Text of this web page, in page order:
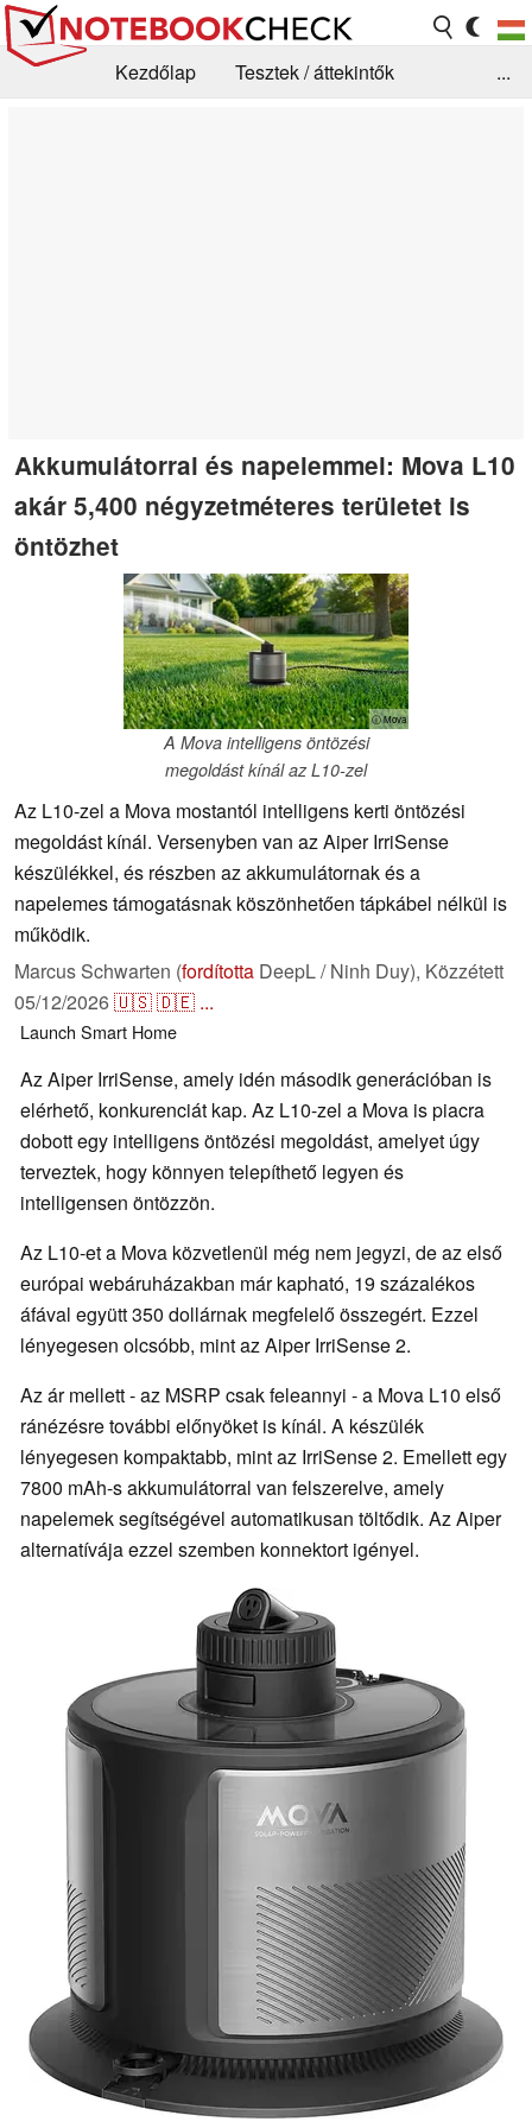
Kezdőlap
Tesztek / áttekintők
...
Akkumulátorral és napelemmel: Mova L10
akár 5,400 négyzetméteres területet is
öntözhet
ⓘ Mova
A Mova intelligens öntözési
megoldást kínál az L10-zel
Az L10-zel a Mova mostantól intelligens kerti öntözési
megoldást kínál. Versenyben van az Aiper IrriSense
készülékkel, és részben az akkumulátornak és a
napelemes támogatásnak köszönhetően tápkábel nélkül is
működik.
Marcus Schwarten (fordította DeepL / Ninh Duy), Közzétett
05/12/2026🇺🇸🇩🇪 ...
Launch Smart Home
Az Aiper IrriSense, amely idén második generációban is
elérhető, konkurenciát kap. Az L10-zel a Mova is piacra
dobott egy intelligens öntözési megoldást, amelyet úgy
terveztek, hogy könnyen telepíthető legyen és
intelligensen öntözzön.
Az L10-et a Mova közvetlenül még nem jegyzi, de az első
európai webáruházakban már kapható, 19 százalékos
áfával együtt 350 dollárnak megfelelő összegért. Ezzel
lényegesen olcsóbb, mint az Aiper IrriSense 2.
Az ár mellett - az MSRP csak feleannyi - a Mova L10 első
ránézésre további előnyöket is kínál. A készülék
lényegesen kompaktabb, mint az IrriSense 2. Emellett egy
7800 mAh-s akkumulátorral van felszerelve, amely
napelemek segítségével automatikusan töltődik. Az Aiper
alternatívája ezzel szemben konnektort igényel.